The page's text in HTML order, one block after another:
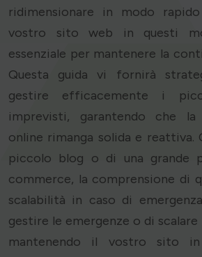
ridimensionare in modo
vostro sito web in questi
essenziale per mantenere la
Questa guida vi fornirà
gestire efficacemente i
imprevisti, garantendo che la
online rimanga solida e
piccolo blog o di una grande
commerce, la comprensione di
scalabilità in caso di
gestire le emergenze o di
mantenendo il vostro sito in